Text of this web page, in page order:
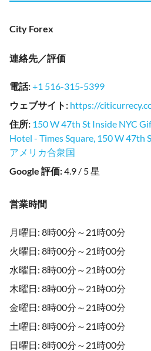
City Forex
連絡先／評価
電話:+1 516-315-5399
ウェブサイト : https://
住所: 150 W 47th St Inside NYC
Hotel - Times Square, 150 W 47th
アメリカ合衆国
Google 評価:4.9 / 5 星
営業時間
月曜日: 8時00分～21時00分
火曜日: 8時00分～21時00分
水曜日: 8時00分～21時00分
木曜日: 8時00分～21時00分
金曜日: 8時00分～21時00分
土曜日: 8時00分～21時00分
日曜日: 8時00分～21時00分